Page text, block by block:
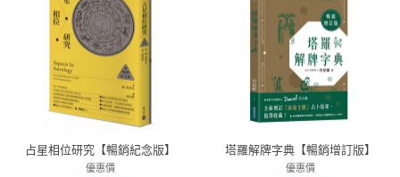
占星相位研究【暢銷紀念版】
優惠價
塔羅解牌字典【暢銷增訂版】
優惠價